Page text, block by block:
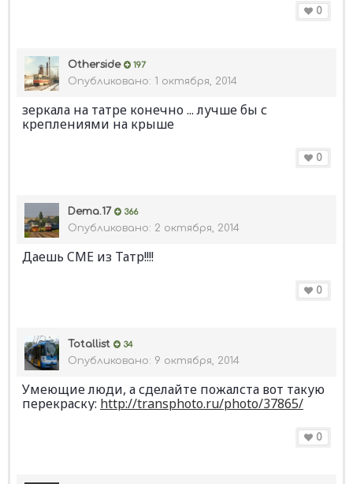
0
Otherside 197
Опубликовано: 1 октября, 2014
зеркала на татре конечно ... лучше бы с
креплениями на крыше
0
Dema.17 366
Опубликовано: 2 октября, 2014
Даешь CМЕ из Татр!!!!
0
Totallist 34
Опубликовано: 9 октября, 2014
Умеющие люди, а сделайте пожалста вот такую
перекраску: http://transphoto.ru/photo/37865/
0